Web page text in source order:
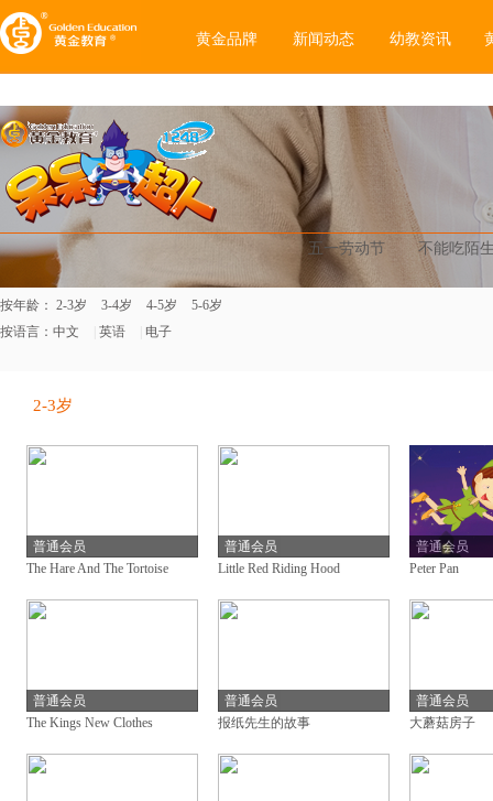
黄金品牌 新闻动态 幼教资讯
五一劳动节 不能吃陌
按年龄： 2-3岁 3-4岁 4-5岁
5-6岁
按语言： 中文 英语 电子
2-3岁
普通会员
The Hare And The Tortoise
普通会员
Little Red Riding Hood
普通会员
Peter Pan
普通会员
The Kings New Clothes
普通会员
报纸先生的故事
普通会员
大蘑菇房子